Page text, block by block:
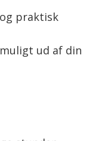
praktisk
ud af din